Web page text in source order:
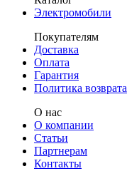
Электромобили
Покупателям
Доставка
Оплата
Гарантия
Политика возврата
О нас
О компании
Статьи
Партнерам
Контакты